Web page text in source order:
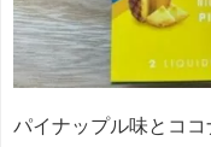
パイナップル味とココ